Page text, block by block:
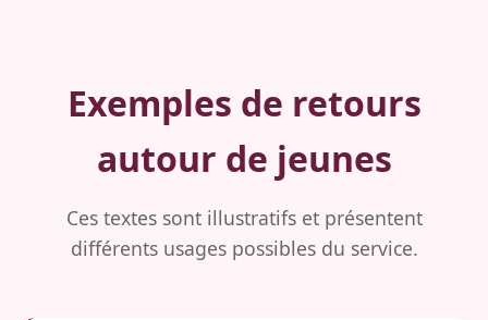
Exemples de retours
autour de jeunes
Ces textes sont illustratifs et présentent
différents usages possibles du service.